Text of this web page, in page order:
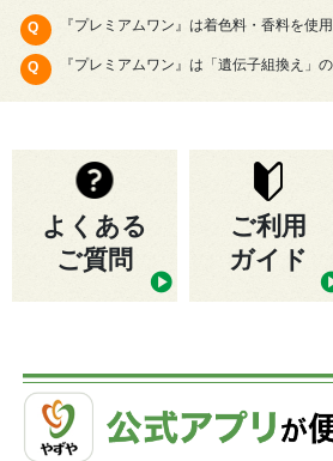
『プレミアムワン』は着色料・香料を使
『プレミアムワン』は「遺伝子組換え」
よくある
ご質問
ご利用
ガイド